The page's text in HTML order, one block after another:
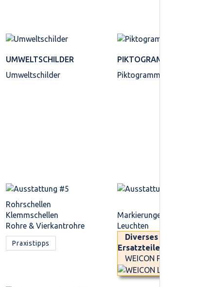
UMWELTSCHILDER
Umweltschilder
PIKTOGRAMME
Piktogramme
Rohrschellen
Klemmschellen
Rohre & Vierkantrohre
Praxistipps
Markierungen
Leuchten
Diverses Zubehör /
Ersatzteile
WEICON Produkte